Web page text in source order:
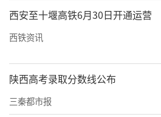
郑国渠的作用不仅在于它
年，还在于它首开引泾灌
2016年，郑国渠被列入世
录，成为陕西首个世界灌溉
西安至十堰高铁6月30日开通运营
西铁资讯
陕西高考录取分数线公布
三秦都市报